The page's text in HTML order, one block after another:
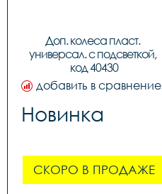
Доп. колеса пласт.
универсал. с подсветкой,
код 40430
добавить в сравнение
Новинка
СКОРО В ПРОДАЖЕ